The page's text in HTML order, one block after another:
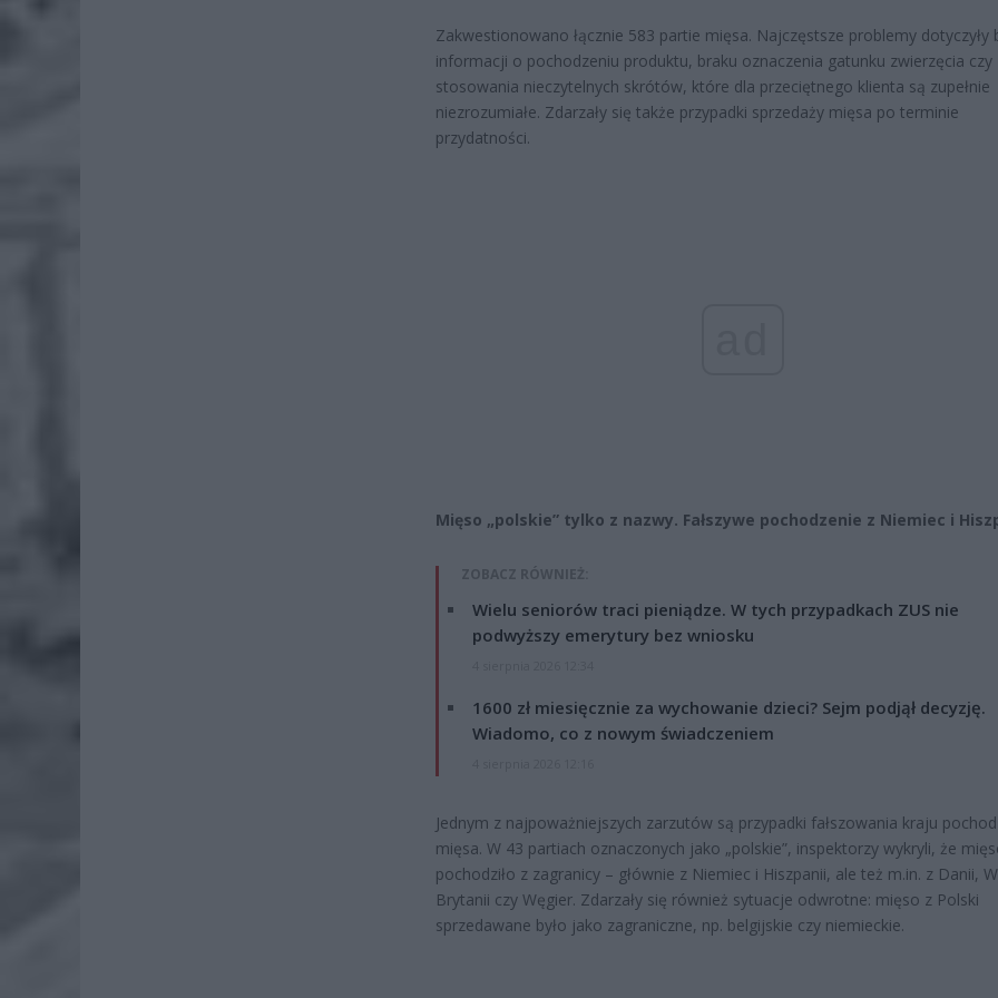
Zakwestionowano łącznie 583 partie mięsa. Najczęstsze problemy dotyczyły
informacji o pochodzeniu produktu, braku oznaczenia gatunku zwierzęcia czy
stosowania nieczytelnych skrótów, które dla przeciętnego klienta są zupełnie
niezrozumiałe. Zdarzały się także przypadki sprzedaży mięsa po terminie
przydatności.
Mięso „polskie” tylko z nazwy. Fałszywe pochodzenie z Niemiec i
ZOBACZ RÓWNIEŻ:
Wielu seniorów traci pieniądze. W tych przypadkach ZUS nie
podwyższy emerytury bez wniosku
1600 zł miesięcznie za wychowanie dzieci? Sejm podjął decyzję.
Wiadomo, co z nowym świadczeniem
Jednym z najpoważniejszych zarzutów są przypadki fałszowania kraju
mięsa. W 43 partiach oznaczonych jako „polskie”, inspektorzy wykryli, że
pochodziło z zagranicy – głównie z Niemiec i Hiszpanii, ale też m.in. z Danii,
Brytanii czy Węgier. Zdarzały się również sytuacje odwrotne: mięso z Polski
sprzedawane było jako zagraniczne, np. belgijskie czy niemieckie.